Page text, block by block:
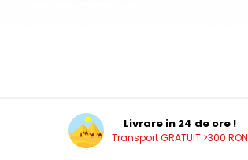
Livrare in 24 de ore !
Transport GRATUIT >300 RON